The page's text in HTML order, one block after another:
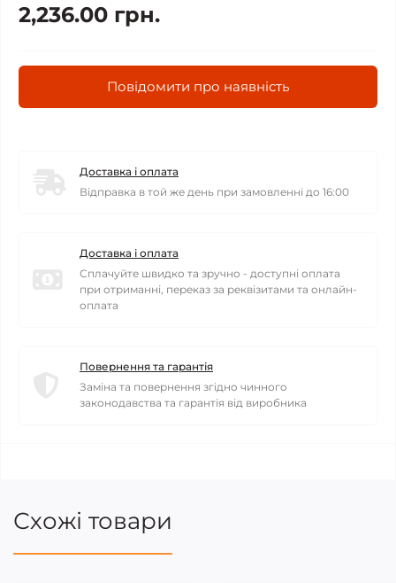
2,236.00 грн.
Повідомити про наявність
Доставка і оплата
Відправка в той же день при замовленні до 16:00
Доставка і оплата
Сплачуйте швидко та зручно - доступні оплата
при отриманні, переказ за реквізитами та онлайн-
оплата
Повернення та гарантія
Заміна та повернення згідно чинного
законодавства та гарантія від виробника
Схожі товари